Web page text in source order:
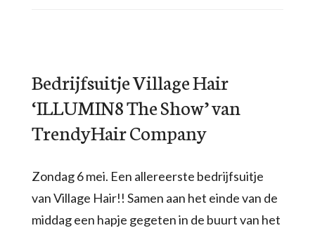
Bedrijfsuitje Village Hair
‘ILLUMIN8 The Show’ van
TrendyHair Company
Zondag 6 mei. Een allereerste bedrijfsuitje
van Village Hair!! Samen aan het einde van de
middag een hapje gegeten in de buurt van het